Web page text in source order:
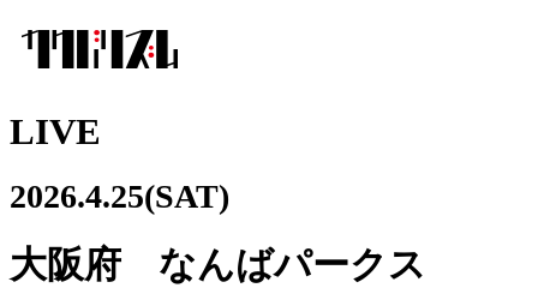
LIVE
2026.4.25(SAT)
大阪府 なんばパークス